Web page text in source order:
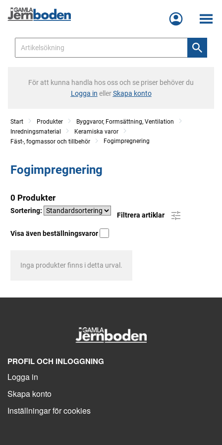
Meny
För att kunna handla hos oss och se priser behöver du
Logga in ellerSkapa konto
Start Produkter
Byggvaror, Formsättning, Ventilation
Inredningsmaterial
Keramiska varor
Fäst-, fogmassor och tillbehör
Fogimpregnering
Fogimpregnering
0 Produkter
Sortering:
Filtrera artiklar
Visa även beställningsvaror
Inga produkter finns i detta urval.
PROFIL OCH INLOGGNING
Logga in
Skapa konto
Inställningar för cookies